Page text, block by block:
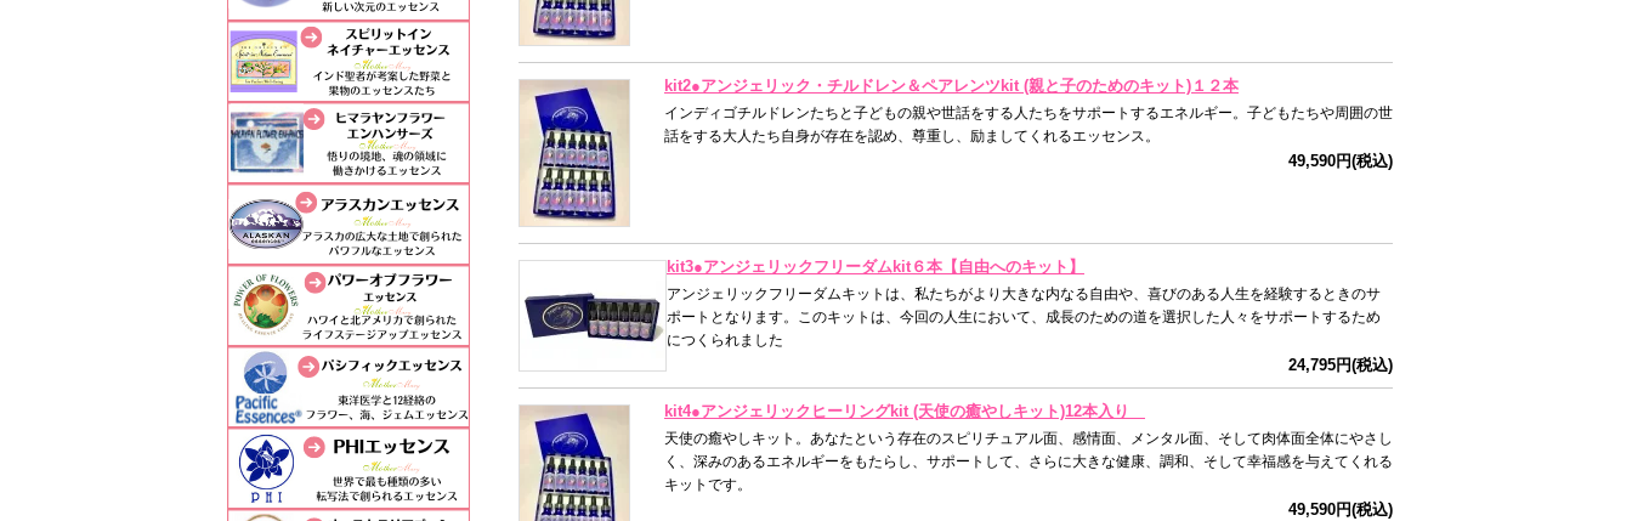
kit2●アンジェリック・チルドレン＆ペアレンツkit (親と子のためのキット)１２本
インディゴチルドレンたちと子どもの親や世話をする人たちをサポートするエネルギー。子どもたちや周囲の世
話をする大人たち自身が存在を認め、尊重し、励ましてくれるエッセンス。
49,590円(税込)
kit3●アンジェリックフリーダムkit６本【自由へのキット】
アンジェリックフリーダムキットは、私たちがより大きな内なる自由や、喜びのある人生を経験するときのサ
ポートとなります。このキットは、今回の人生において、成長のための道を選択した人々をサポートするため
につくられました
24,795円(税込)
kit4●アンジェリックヒーリングkit (天使の癒やしキット)12本入り
天使の癒やしキット。あなたという存在のスピリチュアル面、感情面、メンタル面、そして肉体面全体にやさし
く、深みのあるエネルギーをもたらし、サポートして、さらに大きな健康、調和、そして幸福感を与えてくれる
キットです。
49,590円(税込)